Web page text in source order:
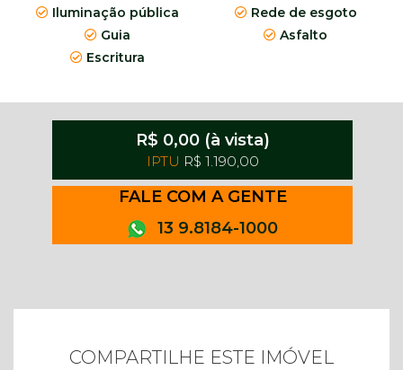
Iluminação pública
Rede de esgoto
Guia
Asfalto
Escritura
R$ 0,00 (à vista)
IPTU R$ 1.190,00
FALE COM A GENTE
13 9.8184-1000
COMPARTILHE ESTE IMÓVEL